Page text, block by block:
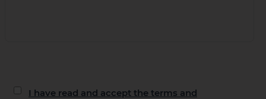
I have read and accept the terms and